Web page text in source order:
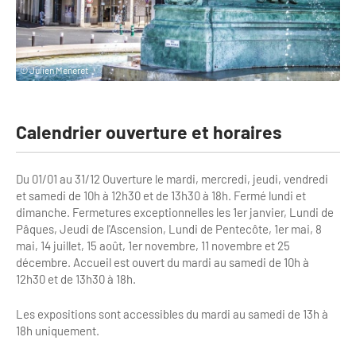
Clientèles lointaines
Clientèles spécifiques
Etudes et enquêtes
Dispositifs d'enquêtes
Chiffres Annuels
Chiffres clés de la destination
Repères annuel
La liste des OT d'Île-de-France
APIDAE
Offres d'emplois et de stages
Mode d'emploi formations
Formations inter-filières
Formations OT
Ateliers
Matinales
Webinaires
E-learning
Restaurants impressionnistes
Hébergements impressionnistes
Offre culturelle impressionniste
Activités
Musée - Monuments - Châteaux
Croisiéristes/Bateaux
Parcs d’attractions et animaliers
Cabarets et casino
Expériences et visites
© Julien Meneret
Calendrier ouverture et horaires
Du 01/01 au 31/12 Ouverture le mardi, mercredi, jeudi, vendredi
et samedi de 10h à 12h30 et de 13h30 à 18h. Fermé lundi et
dimanche. Fermetures exceptionnelles les 1er janvier, Lundi de
Pâques, Jeudi de l'Ascension, Lundi de Pentecôte, 1er mai, 8
mai, 14 juillet, 15 août, 1er novembre, 11 novembre et 25
décembre. Accueil est ouvert du mardi au samedi de 10h à
12h30 et de 13h30 à 18h.
Les expositions sont accessibles du mardi au samedi de 13h à
18h uniquement.